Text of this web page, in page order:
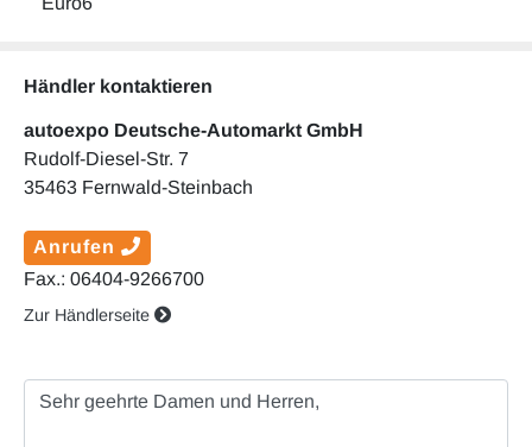
Händler kontaktieren
autoexpo Deutsche-Automarkt GmbH
Rudolf-Diesel-Str. 7
35463 Fernwald-Steinbach
Anrufen
Fax.: 06404-9266700
Zur Händlerseite